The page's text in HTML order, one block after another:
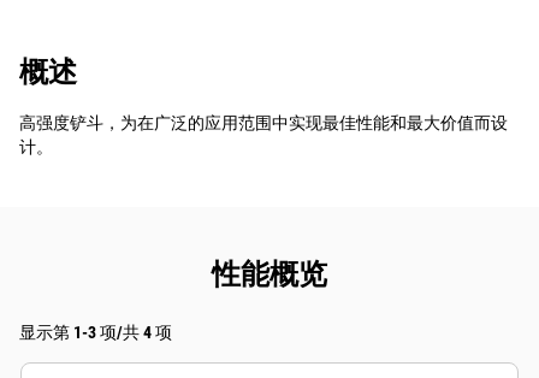
概述
高强度铲斗，为在广泛的应用范围中实现最佳性能和最大价值而设
计。
性能概览
显示第 1-3 项/共 4 项